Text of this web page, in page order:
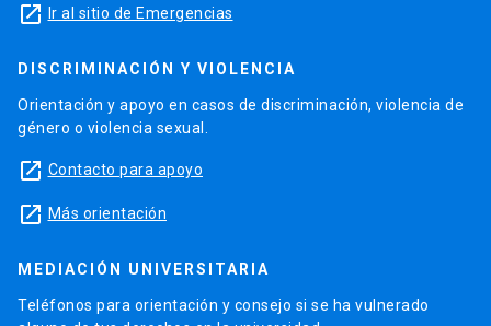
launch Ir al sitio de Emergencias
DISCRIMINACIÓN Y VIOLENCIA
Orientación y apoyo en casos de discriminación, violencia de
género o violencia sexual.
launch Contacto para apoyo
launch Más orientación
MEDIACIÓN UNIVERSITARIA
Teléfonos para orientación y consejo si se ha vulnerado